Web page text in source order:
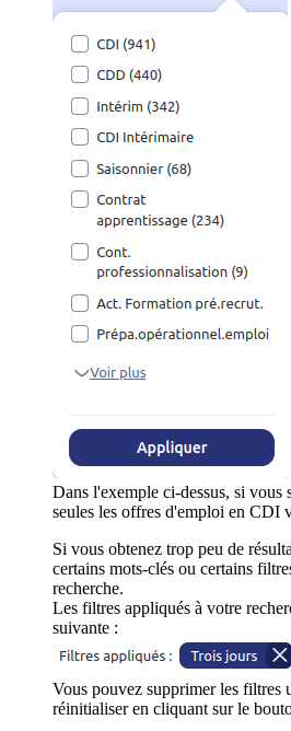
Dans l'exemple ci-dessus, si
seules les offres d'emploi en CDI
Si vous obtenez trop peu de
certains mots-clés ou certains
recherche.
Les filtres appliqués à votre
suivante :
Vous pouvez supprimer les filtres
réinitialiser en cliquant sur le